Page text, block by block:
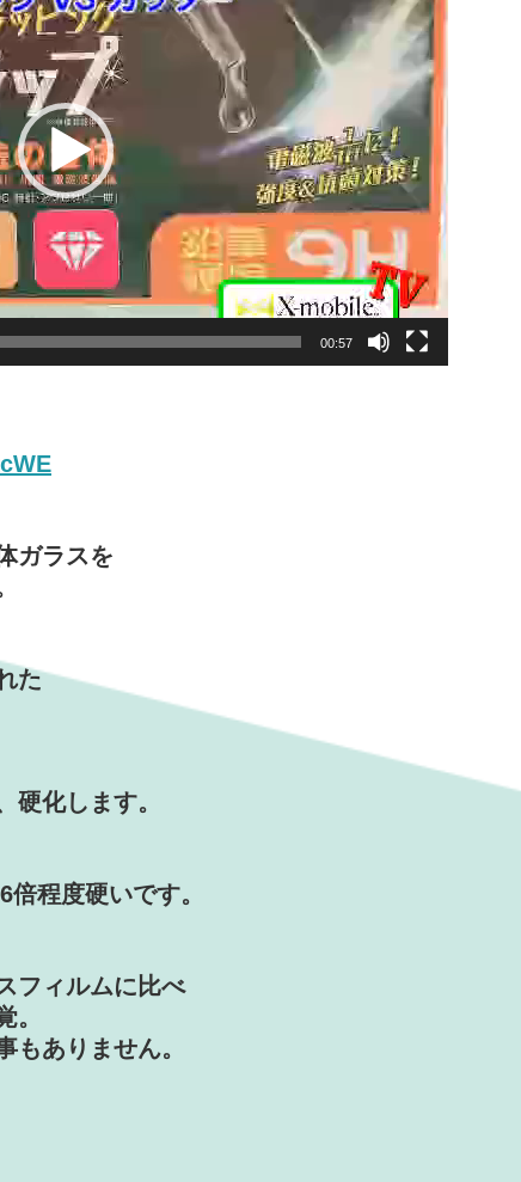
00:57
ガラスを
た
硬化します。
程度硬いです。
フィルムに比べ
。
もありません。